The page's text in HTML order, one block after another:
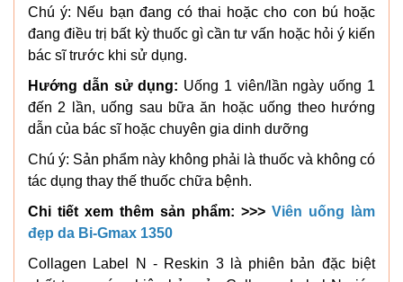
Chú ý: Nếu bạn đang có thai hoặc cho con bú hoặc
đang điều trị bất kỳ thuốc gì cần tư vấn hoặc hỏi ý kiến
bác sĩ trước khi sử dụng.
Hướng dẫn sử dụng: Uống 1 viên/lần ngày uống 1
đến 2 lần, uống sau bữa ăn hoặc uống theo hướng
dẫn của bác sĩ hoặc chuyên gia dinh dưỡng
Chú ý: Sản phẩm này không phải là thuốc và không có
tác dụng thay thế thuốc chữa bệnh.
Chi tiết xem thêm sản phẩm: >>> Viên uống làm
đẹp da Bi-Gmax 1350
Collagen Label N - Reskin 3 là phiên bản đặc biệt